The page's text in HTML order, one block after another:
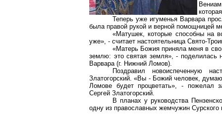
Теперь уже игуменья Варвара
была правой рукой и верной помощницей
«Матушек, которые способны на
уже», - считает настоятельница Свято-
«Матерь Божия приняла меня в
землю: это святая земля», - поделилась
Варвара (г. Нижний Ломов).
Поздравил новоиспеченную
Златогорский. «Вы - Божий человек,
Ломове будет процветать», - пожелал
Сергей Златогорский.
В планах у руководства
одну из православных жемчужин Сурского